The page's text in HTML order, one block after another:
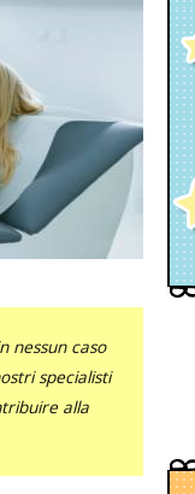
nessun caso
specialisti
alla